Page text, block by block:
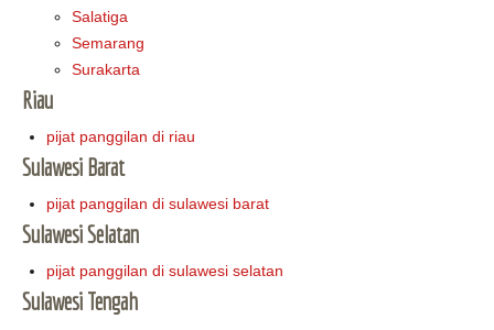
Salatiga
Semarang
Surakarta
Riau
pijat panggilan di riau
Sulawesi Barat
pijat panggilan di sulawesi barat
Sulawesi Selatan
pijat panggilan di sulawesi selatan
Sulawesi Tengah